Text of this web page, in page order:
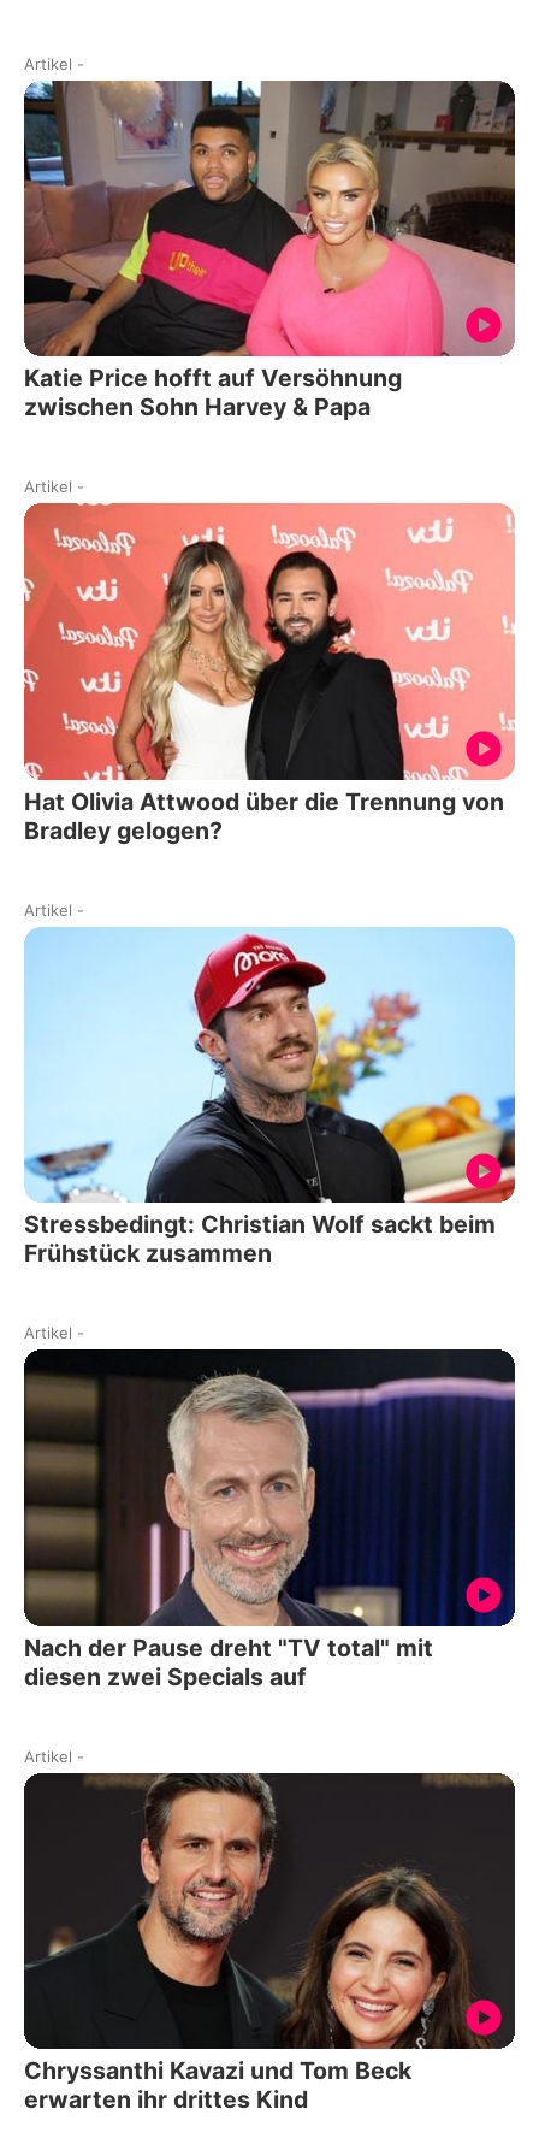
Artikel -
Katie Price hofft auf Versöhnung
zwischen Sohn Harvey & Papa
Artikel -
Hat Olivia Attwood über die Trennung von
Bradley gelogen?
Artikel -
Stressbedingt: Christian Wolf sackt beim
Frühstück zusammen
Artikel -
Nach der Pause dreht "TV total" mit
diesen zwei Specials auf
Artikel -
Chryssanthi Kavazi und Tom Beck
erwarten ihr drittes Kind